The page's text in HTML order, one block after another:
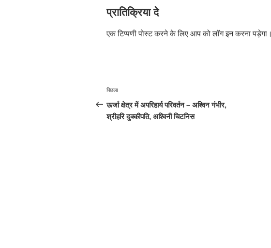
प्रातिक्रिया दे
एक टिप्पणी पोस्ट करने के लिए आप कोलॉग इनकरना पड़ेगा।
पोस्ट
नेविगेशन
पिछला
पोस्ट:
पिछला
ऊर्जा क्षेत्र में अपरिहार्य परिवर्तन – अश्विन गंभीर,
श्रीहरि दुक्कीपति, अश्विनी चिटनिस